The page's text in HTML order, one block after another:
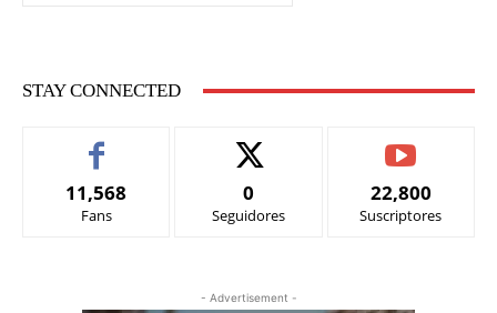
STAY CONNECTED
11,568
Fans
0
Seguidores
22,800
Suscriptores
- Advertisement -